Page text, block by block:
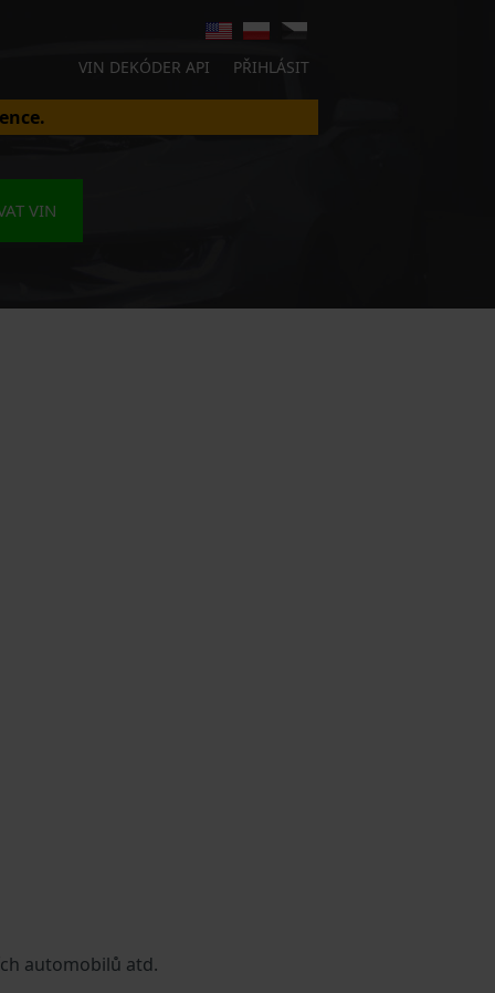
VIN DEKÓDER API PŘIHLÁSIT
VIN
automobilů atd.